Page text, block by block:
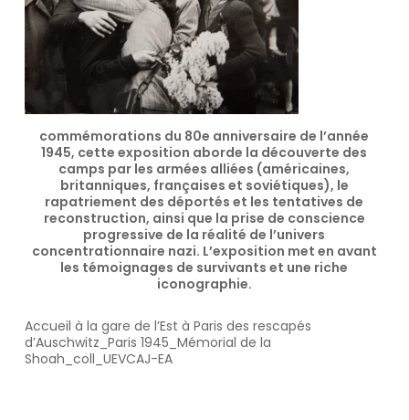
commémorations du 80e anniversaire de l’année
1945, cette exposition aborde la découverte des
camps par les armées alliées (américaines,
britanniques, françaises et soviétiques), le
rapatriement des déportés et les tentatives de
reconstruction, ainsi que la prise de conscience
progressive de la réalité de l’univers
concentrationnaire nazi. L’exposition met en avant
les témoignages de survivants et une riche
iconographie.
Accueil à la gare de l’Est à Paris des rescapés
d’Auschwitz_Paris 1945_Mémorial de la
Shoah_coll_UEVCAJ-EA